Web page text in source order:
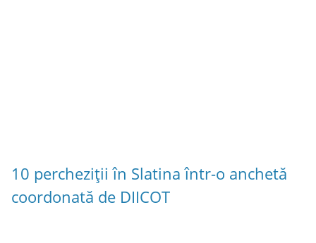
10 percheziții în Slatina într-o anchetă
coordonată de DIICOT